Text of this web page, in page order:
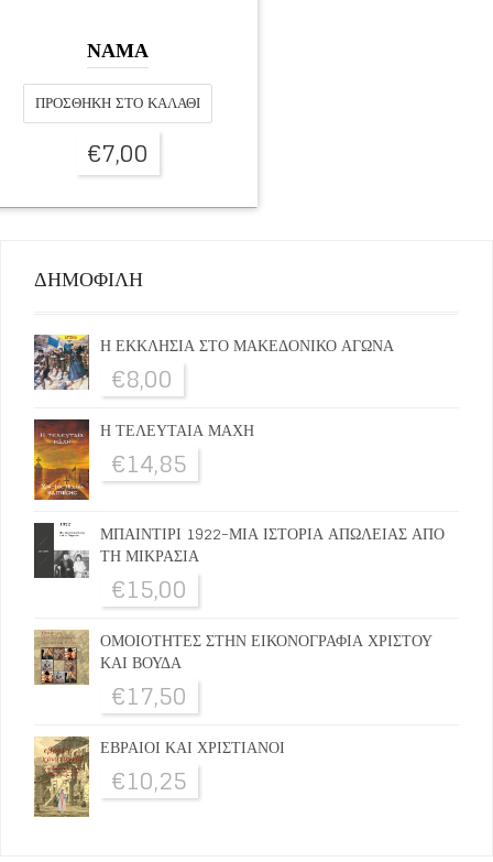
ΝΑΜΑ
ΠΡΟΣΘΉΚΗ ΣΤΟ ΚΑΛΆΘΙ
€7,00
ΔΗΜΟΦΙΛΗ
Η ΕΚΚΛΗΣΙΑ ΣΤΟ ΜΑΚΕΔΟΝΙΚΟ ΑΓΩΝΑ
€8,00
Η ΤΕΛΕΥΤΑΙΑ ΜΑΧΗ
€14,85
ΜΠΑΙΝΤΙΡΙ 1922-ΜΙΑ ΙΣΤΟΡΙΑ ΑΠΩΛΕΙΑΣ ΑΠΟ
ΤΗ ΜΙΚΡΑΣΙΑ
€15,00
ΟΜΟΙΟΤΗΤΕΣ ΣΤΗΝ ΕΙΚΟΝΟΓΡΑΦΙΑ ΧΡΙΣΤΟΥ
ΚΑΙ ΒΟΥΔΑ
€17,50
ΕΒΡΑΙΟΙ ΚΑΙ ΧΡΙΣΤΙΑΝΟΙ
€10,25